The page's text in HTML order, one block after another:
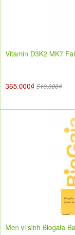
Vitamin D3K2 MK7
365.000₫ 510.000₫
Men vi sinh Biogaia